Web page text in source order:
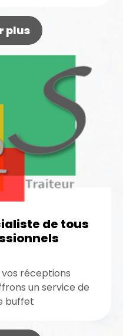
plus
de tous
vos réceptions
un service de
buffet